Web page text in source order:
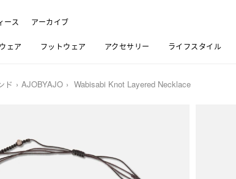
ース アーカイブ
ウェア フットウェア アクセサリー ライフスタイル
ド AJOBYAJO Wabisabi Knot Layered Necklace